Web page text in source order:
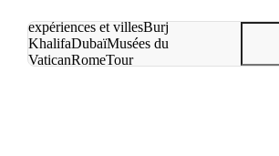
expériences et villesBurj
KhalifaDubaïMusées du
VaticanRomeTour